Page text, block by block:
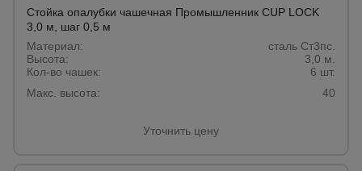
Стойка опалубки чашечная Промышленник CUP LOCK
3,0 м, шаг 0,5 м
Материал:
сталь Ст3пс.
Высота:
3,0 м.
Кол-во чашек:
6 шт.
Макс. высота:
40
Уточнить цену